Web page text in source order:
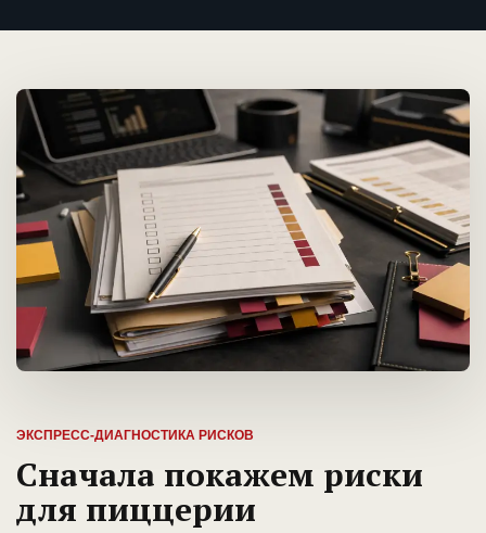
ЭКСПРЕСС-ДИАГНОСТИКА РИСКОВ
Сначала покажем риски
для пиццерии